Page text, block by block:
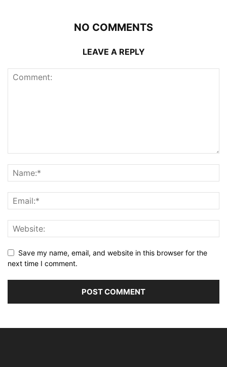
NO COMMENTS
LEAVE A REPLY
Save my name, email, and website in this browser for the
next time I comment.